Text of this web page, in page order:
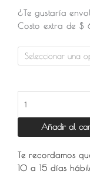
¿Te gustaría
Costo extra de $
Añadir al
Te recordamos
10 a 15 días